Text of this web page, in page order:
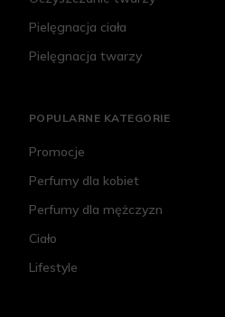
Pielęgnacja ciała
Pielęgnacja twarzy
POPULARNE KATEGORIE
Promocje
Perfumy dla kobiet
Perfumy dla mężczyzn
Ciało
Lifestyle